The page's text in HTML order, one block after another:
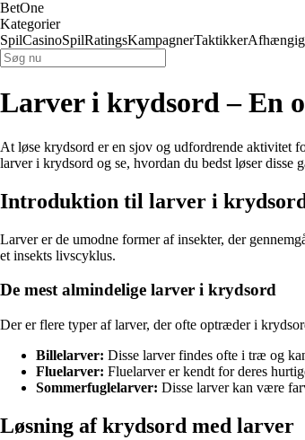
BetOne
Kategorier
SpilCasinoSpilRatingsKampagnerTaktikker
Larver i krydsord – En
At løse krydsord er en sjov og udfordrende aktivitet
larver i krydsord og se, hvordan du bedst løser disse
Introduktion til larver i
Larver er de umodne former af insekter, der
et insekts livscyklus.
De mest almindelige larver i krydsord
Der er flere typer af larver, der ofte optræder i
Billelarver: Disse larver findes ofte i træ og
Fluelarver: Fluelarver er kendt for deres
Sommerfuglelarver: Disse larver kan være
Løsning af krydsord med larver